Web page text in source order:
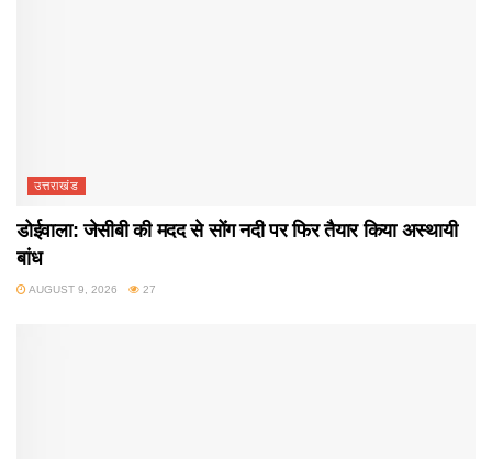
उत्तराखंड
डोईवाला: जेसीबी की मदद से सोंग नदी पर फिर तैयार किया अस्थायी
बांध
AUGUST 9, 2026 27